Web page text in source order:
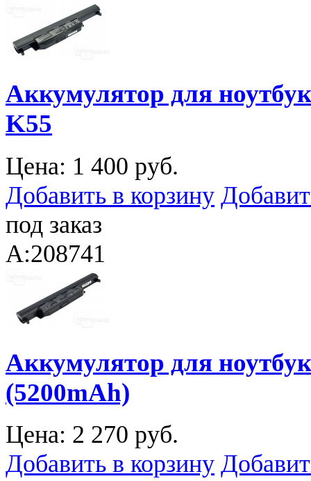
Аккумулятор для
K55
Цена: 1 400 руб.
Добавить в корзину
под заказ
A:208741
Аккумулятор для
(5200mAh)
Цена: 2 270 руб.
Добавить в корзину